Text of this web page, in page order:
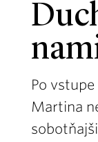
Po
Martina